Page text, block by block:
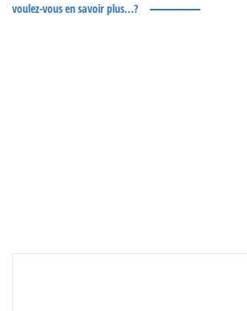
voulez-vous en savoir plus...?